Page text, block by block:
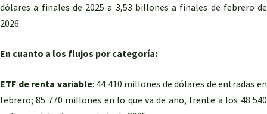
dólares a finales de 2025 a 3,53 billones a finales de febrero de
2026.
En cuanto a los flujos por categoría:
ETF de renta variable: 44 410 millones de dólares de entradas en
febrero; 85 770 millones en lo que va de año, frente a los 48 540